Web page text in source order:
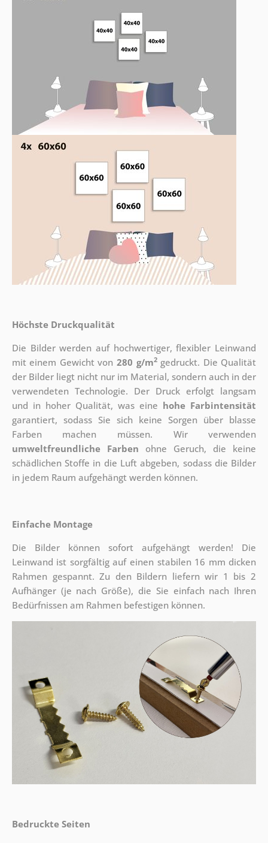
Höchste Druckqualität
Die Bilder werden auf hochwertiger, flexibler Leinwand
mit einem Gewicht von 280 g/m2gedruckt. Die Qualität
der Bilder liegt nicht nur im Material, sondern auch in der
verwendeten Technologie. Der Druck erfolgt langsam
und in hoher Qualität, was eine hohe Farbintensität
garantiert, sodass Sie sich keine Sorgen über blasse
Farben machen müssen. Wir verwenden
umweltfreundliche Farben ohne Geruch, die keine
schädlichen Stoffe in die Luft abgeben, sodass die Bilder
in jedem Raum aufgehängt werden können.
Einfache Montage
Die Bilder können sofort aufgehängt werden! Die
Leinwand ist sorgfältig auf einen stabilen 16 mm dicken
Rahmen gespannt. Zu den Bildern liefern wir 1 bis 2
Aufhänger (je nach Größe), die Sie einfach nach Ihren
Bedürfnissen am Rahmen befestigen können.
Bedruckte Seiten